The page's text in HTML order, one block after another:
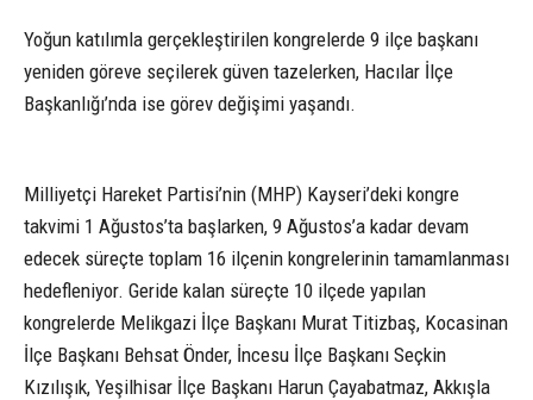
Yoğun katılımla gerçekleştirilen kongrelerde 9 ilçe başkanı
yeniden göreve seçilerek güven tazelerken, Hacılar İlçe
Başkanlığı’nda ise görev değişimi yaşandı.
Milliyetçi Hareket Partisi’nin (MHP) Kayseri’deki kongre
takvimi 1 Ağustos’ta başlarken, 9 Ağustos’a kadar devam
edecek süreçte toplam 16 ilçenin kongrelerinin tamamlanması
hedefleniyor. Geride kalan süreçte 10 ilçede yapılan
kongrelerde Melikgazi İlçe Başkanı Murat Titizbaş, Kocasinan
İlçe Başkanı Behsat Önder, İncesu İlçe Başkanı Seçkin
Kızılışık, Yeşilhisar İlçe Başkanı Harun Çayabatmaz, Akkışla